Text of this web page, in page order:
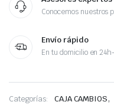
Conocemos nuestros
Envío rápido
En tu domicilio en
Categorías: CAJA CAMBIOS,